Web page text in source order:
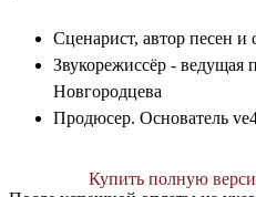
Сценарист, автор песен
Звукорежиссёр - ведущая
Новгородцева
Продюсер. Основатель
Купить полную